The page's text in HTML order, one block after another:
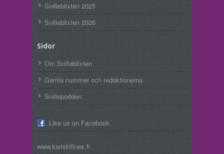
Snilleblixten 2025
Snilleblixten 2026
Sidor
Om Snilleblixten
Gamla nummer och redaktionerna
Snillepodden
Like us on Facebook
www.karisbillnas.fi